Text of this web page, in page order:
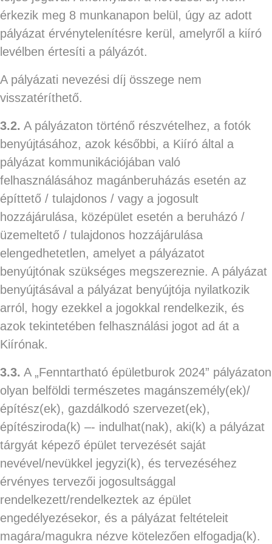
érkezik meg 8 munkanapon belül, úgy az adott
pályázat érvénytelenítésre kerül, amelyről a kiíró
levélben értesíti a pályázót.
A pályázati nevezési díj összege nem
visszatéríthető.
3.2. A pályázaton történő részvételhez, a fotók
benyújtásához, azok későbbi, a Kiíró által a
pályázat kommunikációjában való
felhasználásához magánberuházás esetén az
építtető / tulajdonos / vagy a jogosult
hozzájárulása, középület esetén a beruházó /
üzemeltető / tulajdonos hozzájárulása
elengedhetetlen, amelyet a pályázatot
benyújtónak szükséges megszereznie. A pályázat
benyújtásával a pályázat benyújtója nyilatkozik
arról, hogy ezekkel a jogokkal rendelkezik, és
azok tekintetében felhasználási jogot ad át a
Kiírónak.
3.3. A „Fenntartható épületburok 2024” pályázaton
olyan belföldi természetes magánszemély(ek)/
építész(ek), gazdálkodó szervezet(ek),
építésziroda(k) –- indulhat(nak), aki(k) a pályázat
tárgyát képező épület tervezését saját
nevével/nevükkel jegyzi(k), és tervezéséhez
érvényes tervezői jogosultsággal
rendelkezett/rendelkeztek az épület
engedélyezésekor, és a pályázat feltételeit
magára/magukra nézve kötelezően elfogadja(k).